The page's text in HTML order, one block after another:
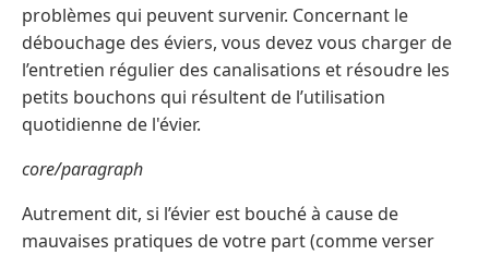
problèmes qui peuvent survenir. Concernant le
débouchage des éviers, vous devez vous charger de
l’entretien régulier des canalisations et résoudre les
petits bouchons qui résultent de l’utilisation
quotidienne de l'évier.
core/paragraph
Autrement dit, si l’évier est bouché à cause de
mauvaises pratiques de votre part (comme verser